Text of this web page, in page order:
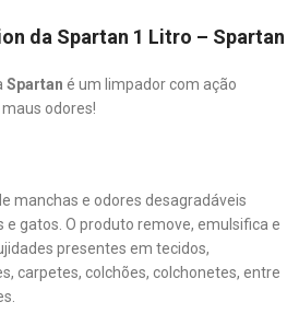
da Spartan 1 Litro – Spartan
Spartan é um limpador com ação
odores!
manchas e odores desagradáveis
e gatos. O produto remove, emulsifica e
presentes em tecidos,
carpetes, colchões, colchonetes, entre